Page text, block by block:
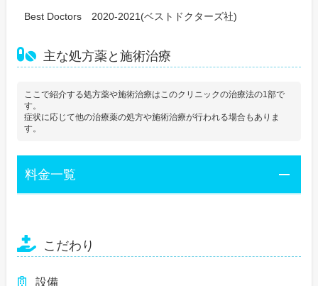
Best Doctors 2020-2021(ベストドクターズ社)
主な処方薬と施術治療
ここで紹介する処方薬や施術治療はこのクリニックの治療法の1部で
す。
症状に応じて他の治療薬の処方や施術治療が行われる場合もありま
す。
料金一覧
こだわり
設備